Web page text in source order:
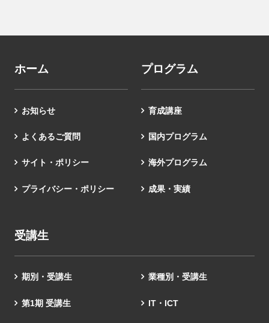
ホーム
お知らせ
よくあるご質問
サイト・ポリシー
プライバシー・ポリシー
プログラム
育成講座
国内プログラム
海外プログラム
成果・実績
受講生
期別・受講生
第1期 受講生
業種別・受講生
IT・ICT